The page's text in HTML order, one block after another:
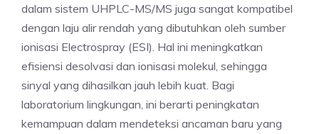
dalam sistem UHPLC-MS/MS juga sangat kompatibel
dengan laju alir rendah yang dibutuhkan oleh sumber
ionisasi Electrospray (ESI). Hal ini meningkatkan
efisiensi desolvasi dan ionisasi molekul, sehingga
sinyal yang dihasilkan jauh lebih kuat. Bagi
laboratorium lingkungan, ini berarti peningkatan
kemampuan dalam mendeteksi ancaman baru yang